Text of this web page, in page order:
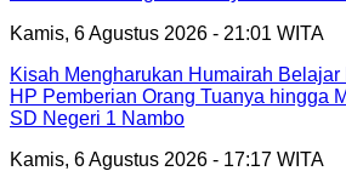
Kamis, 6 Agustus 2026 - 21:01 WITA
Kisah Mengharukan Humairah
HP Pemberian Orang Tuanya hingga
SD Negeri 1 Nambo
Kamis, 6 Agustus 2026 - 17:17 WITA